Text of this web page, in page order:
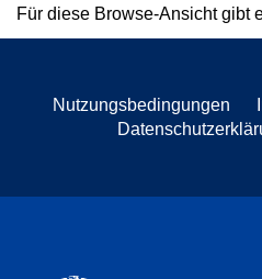
Für diese Browse-Ansicht gibt
Nutzungsbedingungen